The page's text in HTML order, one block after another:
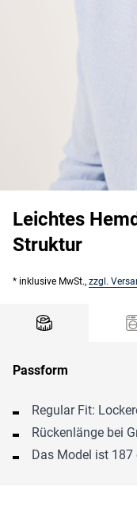
Leichtes
Struktur
* inklusive MwSt., zzgl.
Passform
Regular Fit:
Rückenlänge bei
Das Model ist